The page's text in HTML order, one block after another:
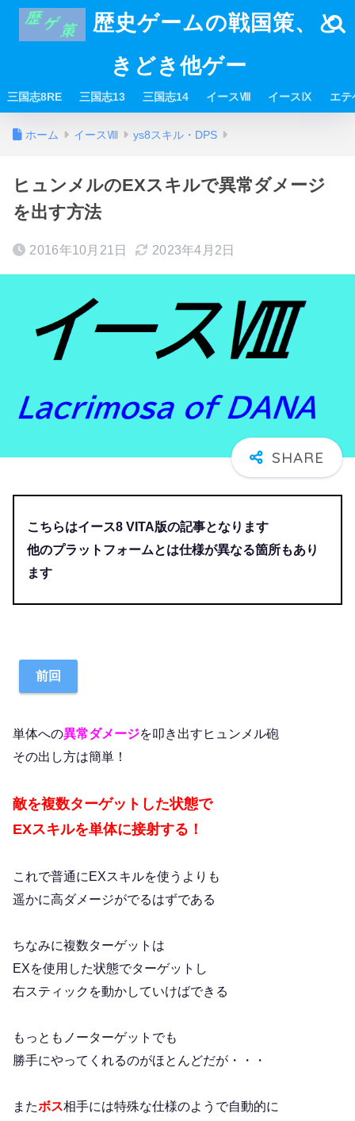
歴史ゲームの戦国策、と
きどき他ゲー
三国志8RE 三国志13 三国志14 イースⅧ イースⅨ エテ
ホーム イースⅧ ys8スキル・DPS
ヒュンメルのEXスキルで異常ダメージ
を出す方法
2016年10月21日 2023年4月2日
こちらはイース8 VITA版の記事となります
他のプラットフォームとは仕様が異なる箇所もあり
ます
前回
単体への異常ダメージを叩き出すヒュンメル砲
その出し方は簡単！
敵を複数ターゲットした状態で
EXスキルを単体に接射する！
これで普通にEXスキルを使うよりも
遥かに高ダメージがでるはずである
ちなみに複数ターゲットは
EXを使用した状態でターゲットし
右スティックを動かしていけばできる
もっともノーターゲットでも
勝手にやってくれるのがほとんどだが・・・
またボス相手には特殊な仕様のようで自動的に